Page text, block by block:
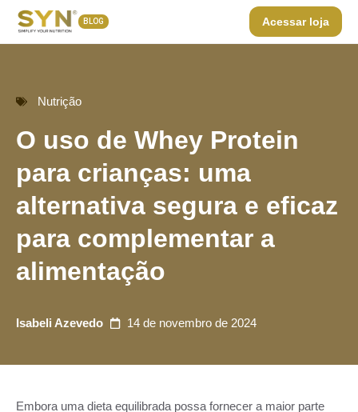
BLOG Acessar loja
Nutrição
O uso de Whey Protein
para crianças: uma
alternativa segura e eficaz
para complementar a
alimentação
Isabeli Azevedo 14 de novembro de 2024
Embora uma dieta equilibrada possa fornecer a maior parte